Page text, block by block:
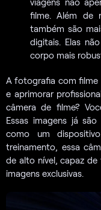
filme. Além de
também são
digitais. Elas
corpo mais
A fotografia com filme
e aprimorar
câmera de filme?
Essas imagens já
como um
treinamento, essa
de alto nível, capaz
imagens exclusivas.